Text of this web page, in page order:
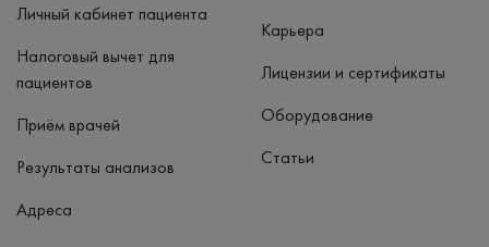
Личный кабинет пациента
Налоговый вычет для
пациентов
Приём врачей
Результаты анализов
Адреса
Карьера
Лицензии и сертификаты
Оборудование
Статьи